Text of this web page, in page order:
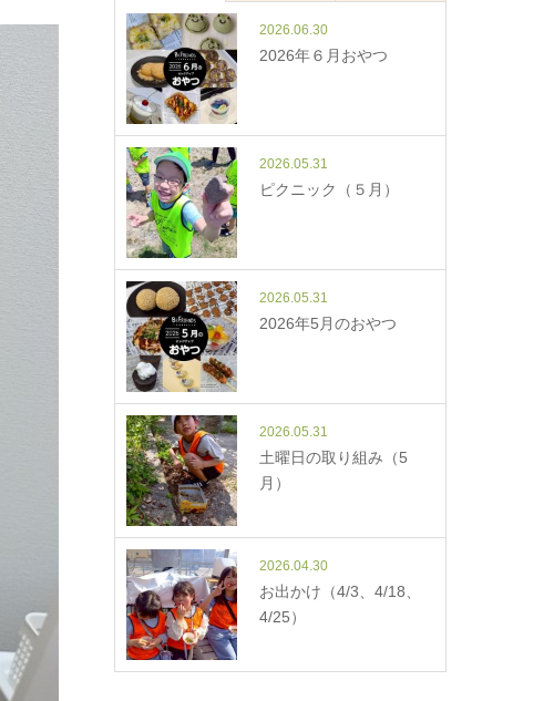
2026.06.30
2026年６月おやつ
2026.05.31
ピクニック（５月）
2026.05.31
2026年5月のおやつ
2026.05.31
土曜日の取り組み（5
月）
2026.04.30
お出かけ（4/3、4/18、
4/25）